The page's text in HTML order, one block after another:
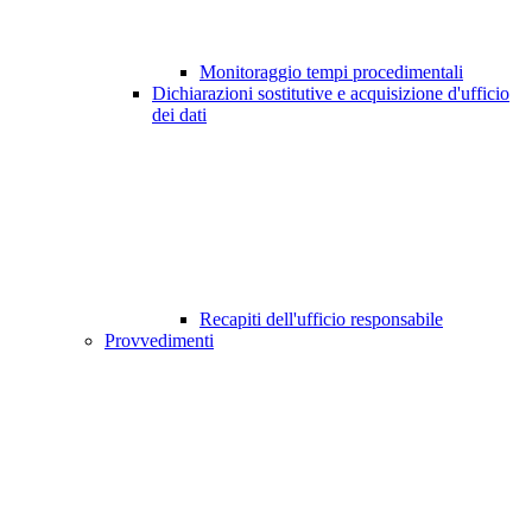
Monitoraggio tempi procedimentali
Dichiarazioni sostitutive e acquisizione d'ufficio
dei dati
Recapiti dell'ufficio responsabile
Provvedimenti